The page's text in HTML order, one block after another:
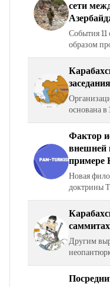
сети
События
образом
основана в
десятков
целью
Фактор
внешней
примере
Новая
доктрины
страны, а
саммитах
Другим
неудачные